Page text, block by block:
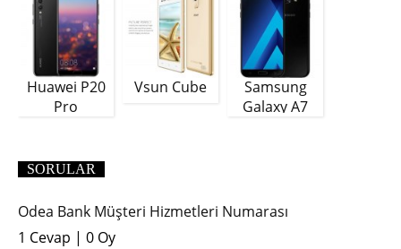
Huawei P20
Pro
Vsun Cube
Samsung
Galaxy A7
SORULAR
Odea Bank Müşteri Hizmetleri Numarası
1 Cevap | 0 Oy